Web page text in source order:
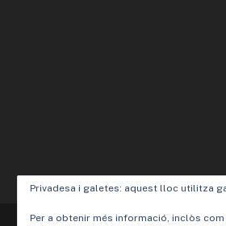
Privadesa i galetes: aquest lloc utilitza
Per a obtenir més informació, inclòs